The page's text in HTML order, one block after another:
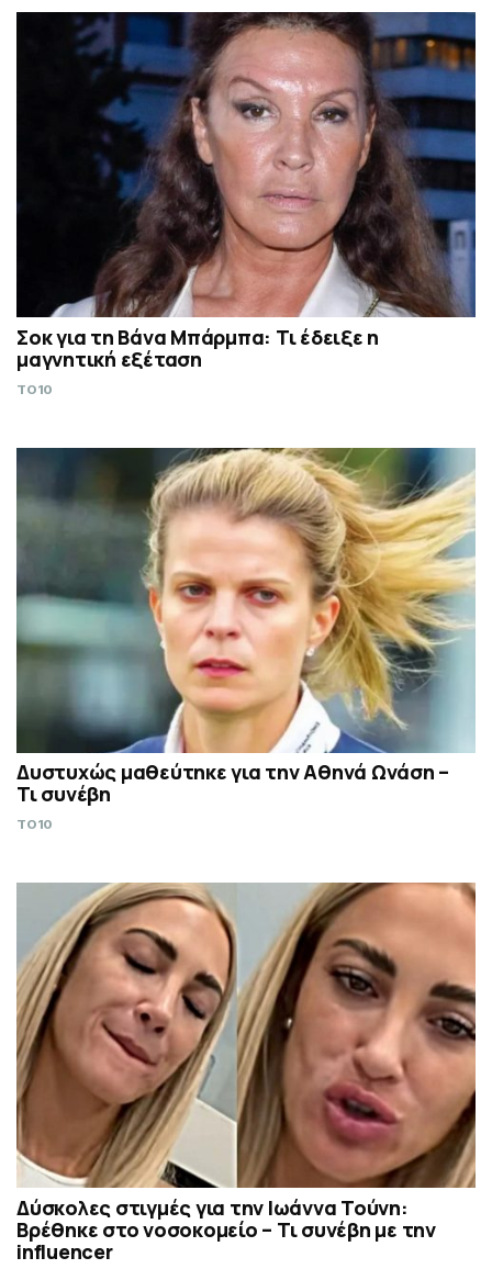
Σoκ για τη Βάνα Μπάρμπα: Τι έδειξε η
μαγνητική εξέταση
TO10
Δυστυχώς μαθεύτηκε για την Αθηνά Ωνάση –
Τι συνέβη
TO10
Δύσκολες στιγμές για την Ιωάννα Τούνη:
Βρέθηκε στο νοσοκομείο – Τι συνέβη με την
influencer